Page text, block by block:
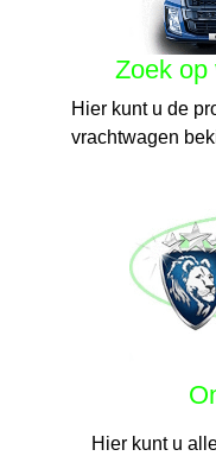
Zoek op
Hier kunt u de
vrachtwagen
Hier kunt u